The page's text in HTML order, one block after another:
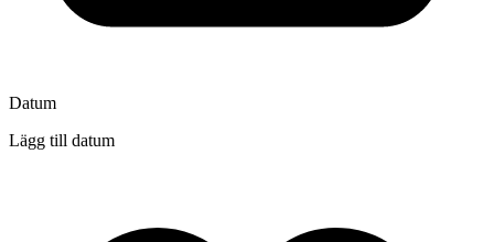
Datum
Lägg till datum